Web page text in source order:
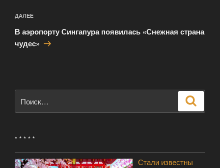
Следующая
запись
ДАЛЕЕ
В аэропорту Сингапура появилась «Снежная страна
чудес»
* * * * *
Стали известны